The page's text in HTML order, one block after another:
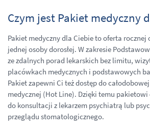
Czym jest Pakiet medyczny
Pakiet medyczny dla Ciebie to oferta rocznej
jednej osoby dorosłej. W zakresie
ze zdalnych porad lekarskich bez limitu,
placówkach medycznych i podstawowych
Pakiet zapewni Ci też dostęp do
medycznej (Hot Line). Dzięki temu pakietowi
do konsultacji z lekarzem psychiatrą lub
przeglądu stomatologicznego.